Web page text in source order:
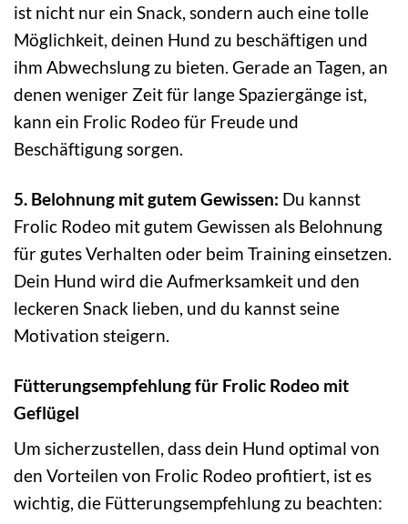
ist nicht nur ein Snack, sondern auch eine tolle
Möglichkeit, deinen Hund zu beschäftigen und
ihm Abwechslung zu bieten. Gerade an Tagen, an
denen weniger Zeit für lange Spaziergänge ist,
kann ein Frolic Rodeo für Freude und
Beschäftigung sorgen.
5. Belohnung mit gutem Gewissen: Du kannst
Frolic Rodeo mit gutem Gewissen als Belohnung
für gutes Verhalten oder beim Training einsetzen.
Dein Hund wird die Aufmerksamkeit und den
leckeren Snack lieben, und du kannst seine
Motivation steigern.
Fütterungsempfehlung für Frolic Rodeo mit
Geflügel
Um sicherzustellen, dass dein Hund optimal von
den Vorteilen von Frolic Rodeo profitiert, ist es
wichtig, die Fütterungsempfehlung zu beachten: